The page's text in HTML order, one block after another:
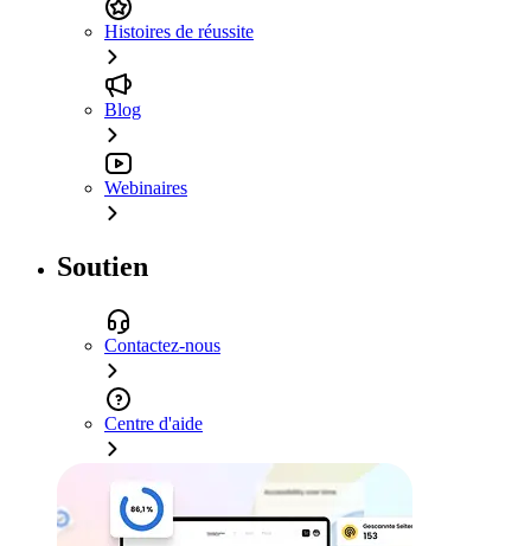
Histoires de réussite
Blog
Webinaires
Soutien
Contactez-nous
Centre d'aide